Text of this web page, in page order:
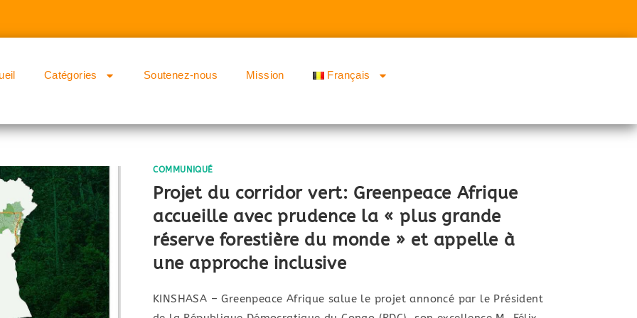
Catégories Soutenez-nous Mission Français
COMMUNIQUÉ
Projet du corridor vert: Greenpeace Afrique
accueille avec prudence la « plus grande
réserve forestière du monde » et appelle à
une approche inclusive
KINSHASA – Greenpeace Afrique salue le projet annoncé par le Président